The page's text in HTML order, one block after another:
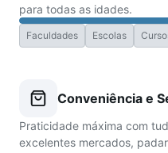
para todas as idades.
Faculdades Escolas
Conveniência e
Praticidade máxima com
excelentes mercados,